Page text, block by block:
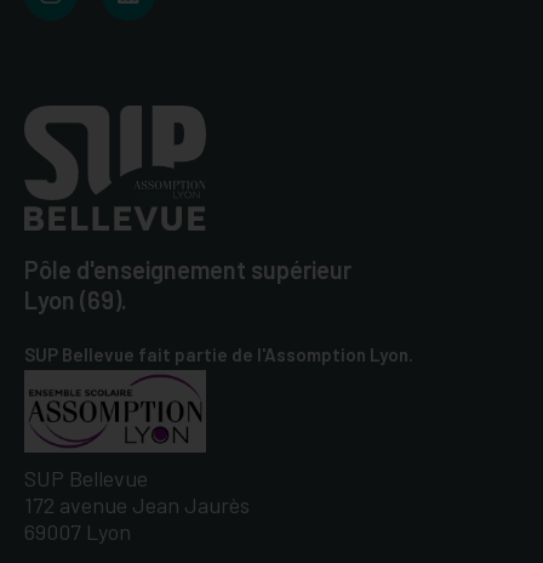
Pôle d'enseignement supérieur
Lyon (69).
SUP Bellevue fait partie de l'Assomption Lyon.
SUP Bellevue
172 avenue Jean Jaurès
69007 Lyon